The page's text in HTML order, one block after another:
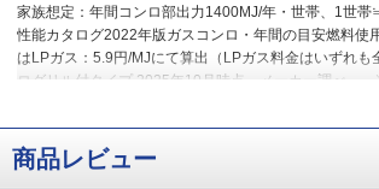
家族想定：年間コンロ部出力1400MJ/年・世帯、1世
性能カタログ2022年版ガスコンロ・年間の目安燃料使
はLPガス：5.9円/MJにて算出（LPガス料金はいずれも
ログリル付タイプ 2025年10月時点、メーカー調べ。
商品レビュー